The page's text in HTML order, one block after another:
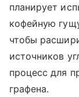
планирует
кофейную
чтобы
источников
процесс для
графена.